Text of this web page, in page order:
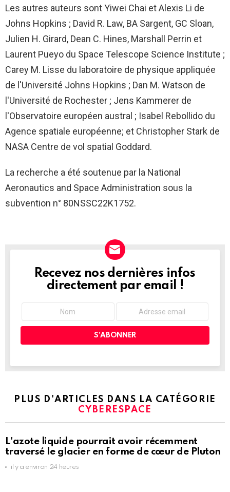
Les autres auteurs sont Yiwei Chai et Alexis Li de
Johns Hopkins ; David R. Law, BA Sargent, GC Sloan,
Julien H. Girard, Dean C. Hines, Marshall Perrin et
Laurent Pueyo du Space Telescope Science Institute ;
Carey M. Lisse du laboratoire de physique appliquée
de l'Université Johns Hopkins ; Dan M. Watson de
l'Université de Rochester ; Jens Kammerer de
l'Observatoire européen austral ; Isabel Rebollido du
Agence spatiale européenne; et Christopher Stark de
NASA Centre de vol spatial Goddard.
La recherche a été soutenue par la National
Aeronautics and Space Administration sous la
subvention n° 80NSSC22K1752.
NEWSLETTER
Recevez nos dernières infos
directement par email !
PLUS D'ARTICLES DANS LA CATÉGORIE
CYBERESPACE
L'azote liquide pourrait avoir récemment
traversé le glacier en forme de cœur de Pluton
il y a environ 24 heures